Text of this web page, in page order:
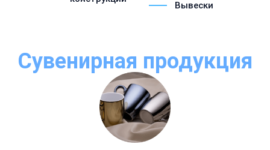
Вывески
Сувенирная продукция